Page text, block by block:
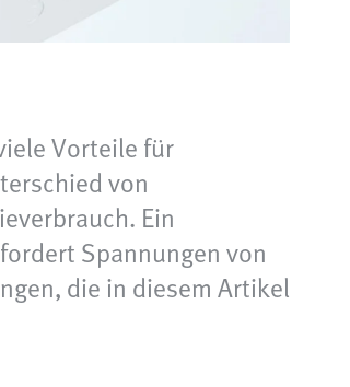
Vorteile für
von
Ein
Spannungen von
die in diesem Artikel